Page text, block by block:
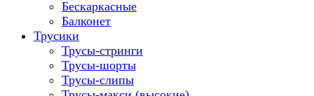
Бескаркасные
Балконет
Трусики
Трусы-стринги
Трусы-шорты
Трусы-слипы